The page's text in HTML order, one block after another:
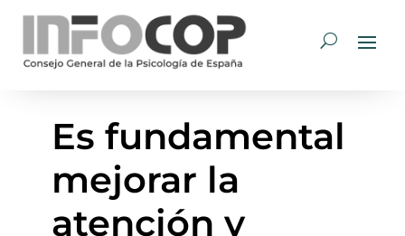
Es fundamental
mejorar la
atención y